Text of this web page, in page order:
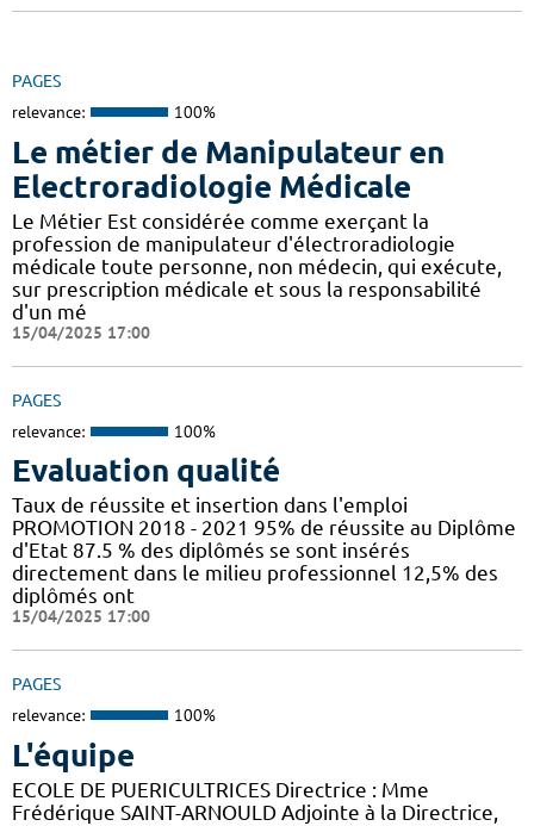
PAGES
relevance: 100%
Le métier de Manipulateur en
Electroradiologie Médicale
Le Métier Est considérée comme exerçant la
profession de manipulateur d'électroradiologie
médicale toute personne, non médecin, qui exécute,
sur prescription médicale et sous la responsabilité
d'un mé
15/04/2025 17:00
PAGES
relevance: 100%
Evaluation qualité
Taux de réussite et insertion dans l'emploi
PROMOTION 2018 - 2021 95% de réussite au Diplôme
d'Etat 87.5 % des diplômés se sont insérés
directement dans le milieu professionnel 12,5% des
diplômés ont
15/04/2025 17:00
PAGES
relevance: 100%
L'équipe
ECOLE DE PUERICULTRICES Directrice : Mme
Frédérique SAINT-ARNOULD Adjointe à la Directrice,